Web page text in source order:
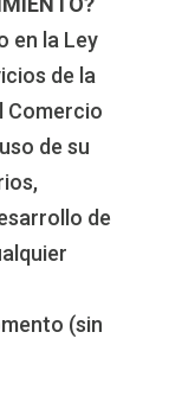
en la Ley
de la
Comercio
de su
de
(sin